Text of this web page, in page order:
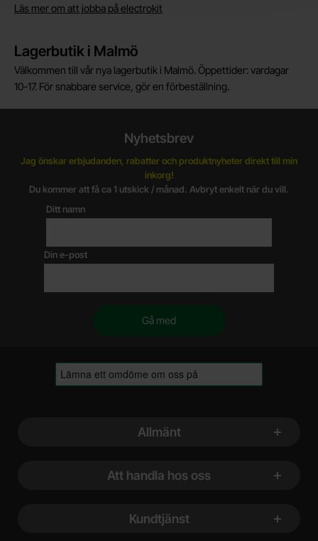
Läs mer om att jobba på electrokit
Lagerbutik i Malmö
Välkommen till vår nya lagerbutik i Malmö. Öppettider: vardagar
10-17. För snabbare service, gör en förbeställning.
Nyhetsbrev
Jag önskar erbjudanden, rabatter och produktnyheter direkt till min
inkorg!
Du kommer att få ca 1 utskick / månad. Avbryt enkelt när du vill.
Ditt namn
Din e-post
Allmänt
Att handla hos oss
Kundtjänst